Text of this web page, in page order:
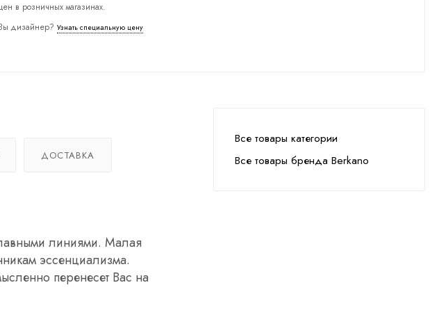
в розничных магазинах.
дизайнер? Узнать специальную цену
ДОСТАВКА
линиями. Малая
эссенциализма.
перенесет Вас на
Все товары категории
Все товары бренда Berkano